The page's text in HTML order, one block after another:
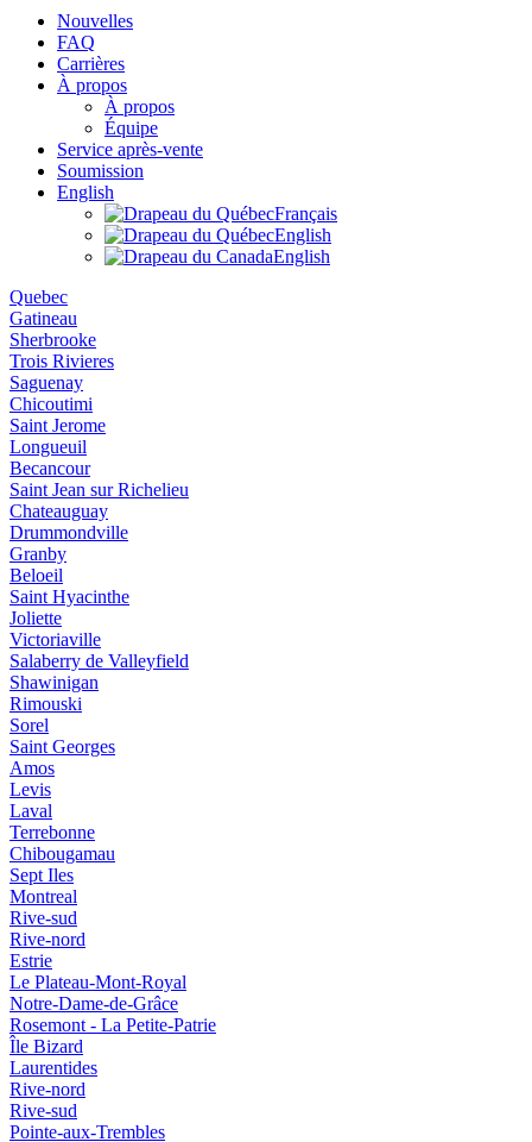
Nouvelles
FAQ
Carrières
À propos
À propos
Équipe
Service après-vente
Soumission
English
Français
English
English
Quebec
Gatineau
Sherbrooke
Trois Rivieres
Saguenay
Chicoutimi
Saint Jerome
Longueuil
Becancour
Saint Jean sur Richelieu
Chateauguay
Drummondville
Granby
Beloeil
Saint Hyacinthe
Joliette
Victoriaville
Salaberry de Valleyfield
Shawinigan
Rimouski
Sorel
Saint Georges
Amos
Levis
Laval
Terrebonne
Chibougamau
Sept Iles
Montreal
Rive-sud
Rive-nord
Estrie
Le Plateau-Mont-Royal
Notre-Dame-de-Grâce
Rosemont - La Petite-Patrie
Île Bizard
Laurentides
Rive-nord
Rive-sud
Pointe-aux-Trembles